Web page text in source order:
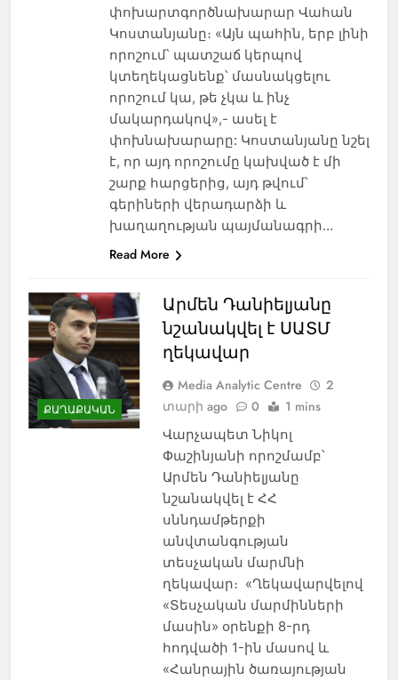
փոխարտգործնախարար Վահան
Կոստանյանը։ «Այն պահին, երբ լինի
որոշում՝ պատշաճ կերպով
կտեղեկացնենք՝ մասնակցելու
որոշում կա, թե չկա և ինչ
մակարդակով»,- ասել է
փոխնախարարը: Կոստանյանը նշել
է, որ այդ որոշումը կախված է մի
շարք հարցերից, այդ թվում՝
գերիների վերադարձի և
խաղաղության պայմանագրի…
Read More
ՔԱՂԱՔԱԿԱՆ
Արմեն Դանիելյանը
նշանակվել է ՍԱՏՄ
ղեկավար
Media Analytic Centre
2
տարի ago
0 1 mins
Վարչապետ Նիկոլ
Փաշինյանի որոշմամբ՝
Արմեն Դանիելյանը
նշանակվել է ՀՀ
սննդամթերքի
անվտանգության
տեսչական մարմնի
ղեկավար։ «Ղեկավարվելով
«Տեսչական մարմինների
մասին» օրենքի 8-րդ
հոդվածի 1-ին մասով և
«Հանրային ծառայության